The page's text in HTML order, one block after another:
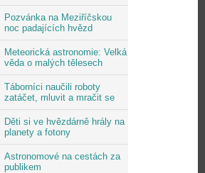
Pozvánka na Meziříčskou
noc padajících hvězd
Meteorická astronomie: Velká
věda o malých tělesech
Táborníci naučili roboty
zatáčet, mluvit a mračit se
Děti si ve hvězdárně hrály na
planety a fotony
Astronomové na cestách za
publikem